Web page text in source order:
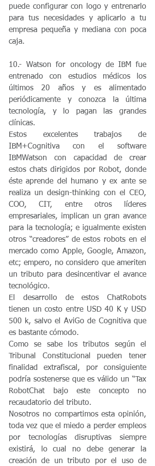
puede configurar con logo y entrenarlo
para tus necesidades y aplicarlo a tu
empresa pequeña y mediana con poca
caja.
10.- Watson for oncology de IBM fue
entrenado con estudios médicos los
últimos 20 años y es alimentado
periódicamente y conozca la última
tecnología, y lo pagan las grandes
clínicas.
Estos excelentes trabajos de
IBM+Cognitiva con el software
IBMWatson con capacidad de crear
estos chats dirigidos por Robot, donde
éste aprende del humano y ex ante se
realiza un design-thinking con el CEO,
COO, CIT, entre otros líderes
empresariales, implican un gran avance
para la tecnología; e igualmente existen
otros “creadores” de estos robots en el
mercado como Apple, Google, Amazon,
etc; empero, no considero que ameriten
un tributo para desincentivar el avance
tecnológico.
El desarrollo de estos ChatRobots
tienen un costo entre USD 40 K y USD
500 k, salvo el AviGo de Cognitiva que
es bastante cómodo.
Como se sabe los tributos según el
Tribunal Constitucional pueden tener
finalidad extrafiscal, por consiguiente
podría sostenerse que es válido un “Tax
RobotChat bajo este concepto no
recaudatorio del tributo.
Nosotros no compartimos esta opinión,
toda vez que el miedo a perder empleos
por tecnologías disruptivas siempre
existirá, lo cual no debe generar la
creación de un tributo por el uso de